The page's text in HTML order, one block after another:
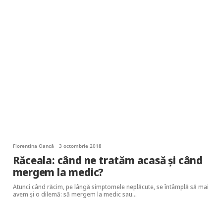
Florentina Oancă 3 octombrie 2018
Răceala: când ne tratăm acasă și când
mergem la medic?
Atunci când răcim, pe lângă simptomele neplăcute, se întâmplă să mai
avem și o dilemă: să mergem la medic sau…